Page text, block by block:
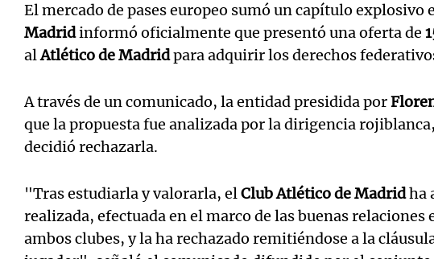
El mercado de pases europeo sumó un capítulo explosivo
Madridinformó oficialmente que presentó una oferta de
alAtlético de Madridpara adquirir los derechos
A través de un comunicado, la entidad presidida por
que la propuesta fue analizada por la dirigencia
decidió rechazarla.
"Tras estudiarla y valorarla, elClub Atlético de Madridha
realizada, efectuada en el marco de las buenas relaciones
ambos clubes, y la ha rechazado remitiéndose a la